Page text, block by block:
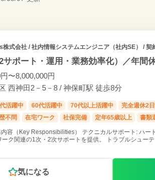
株式会社/ 社内情報システムエンジニア（社内SE） / 契
サポート・運用・業務効率化）／年間
〜8,000,000円
西神田2－5－8 / 神保町駅 徒歩8分
活躍中 60代活躍中 70代以上活躍中 完全週休2
不問 在宅ワーク 社保完備 定年65歳以上 書類
容（Key Responsibilities） テクニカルサポート: ハー
ク関連の1次・2次サポートを提供。 トラブルシュー
気になる